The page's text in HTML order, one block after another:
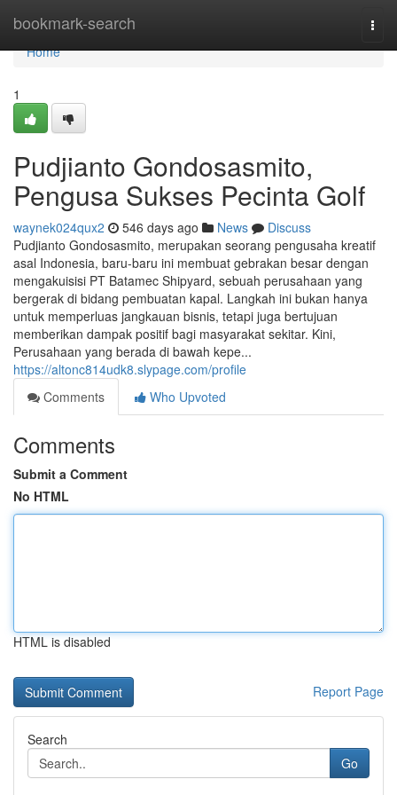
bookmark-search
Home
Home
1
Pudjianto Gondosasmito,
Pengusa Sukses Pecinta Golf
waynek024qux2 546 days ago News
Discuss
Pudjianto Gondosasmito, merupakan seorang pengusaha kreatif
asal Indonesia, baru-baru ini membuat gebrakan besar dengan
mengakuisisi PT Batamec Shipyard, sebuah perusahaan yang
bergerak di bidang pembuatan kapal. Langkah ini bukan hanya
untuk memperluas jangkauan bisnis, tetapi juga bertujuan
memberikan dampak positif bagi masyarakat sekitar. Kini,
Perusahaan yang berada di bawah kepe...
https://altonc814udk8.slypage.com/profile
Comments
Who Upvoted
Comments
Submit a Comment
No HTML
HTML is disabled
Report Page
Search
Go